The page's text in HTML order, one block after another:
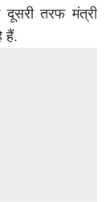
दूसरी तरफ मंत्री
हैं.